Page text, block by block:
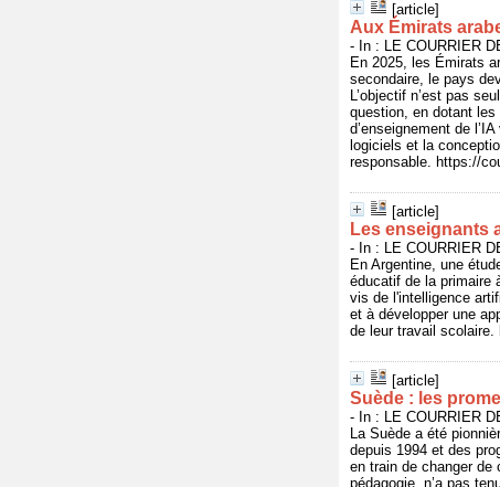
[article]
Aux Émirats
- In : LE COURRIER
En 2025, les Émirats
secondaire, le pays
L’objectif n’est pas
question, en dotant
d’enseignement de
logiciels et la
responsable. https://
[article]
Les enseignants
- In : LE COURRIER
En Argentine, une
éducatif de la primaire
vis de l'intelligence
et à développer une
de leur travail scolaire.
[article]
Suède : les
- In : LE COURRIER
La Suède a été
depuis 1994 et des
en train de changer de
pédagogie, n’a pas